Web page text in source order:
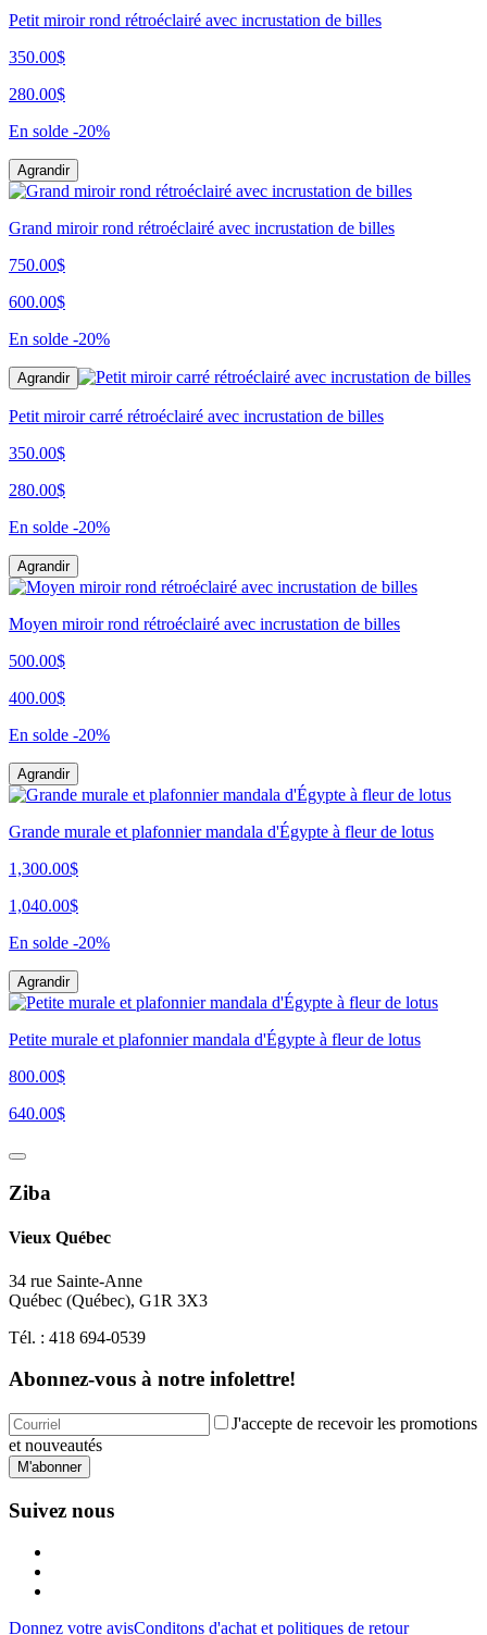
Petit miroir rond rétroéclairé avec incrustation de billes
350.00$
280.00$
En solde -20%
Agrandir
Grand miroir rond rétroéclairé avec incrustation de billes
750.00$
600.00$
En solde -20%
Agrandir
Petit miroir carré rétroéclairé avec incrustation de billes
350.00$
280.00$
En solde -20%
Agrandir
Moyen miroir rond rétroéclairé avec incrustation de billes
500.00$
400.00$
En solde -20%
Agrandir
Grande murale et plafonnier mandala d'Égypte à fleur de lotus
1,300.00$
1,040.00$
En solde -20%
Agrandir
Petite murale et plafonnier mandala d'Égypte à fleur de lotus
800.00$
640.00$
Ziba
Vieux Québec
34 rue Sainte-Anne
Québec (Québec), G1R 3X3
Tél. : 418 694-0539
Abonnez-vous à notre infolettre!
J'accepte de recevoir les promotions
et nouveautés
M'abonner
Suivez nous
Donnez votre avisConditons d'achat et politiques de retour